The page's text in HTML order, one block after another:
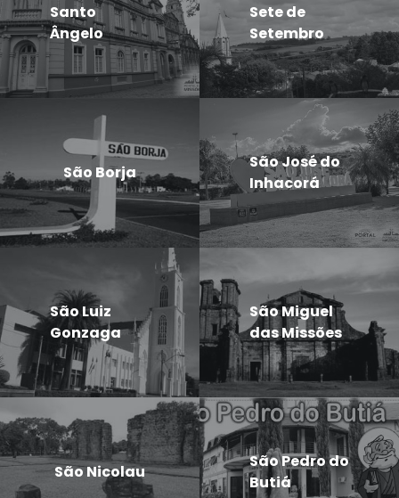
Santo
Ângelo
Sete de
Setembro
São Borja
São José do
Inhacorá
São Luiz
Gonzaga
São Miguel
das Missões
São Nicolau
São Pedro do
Butiá